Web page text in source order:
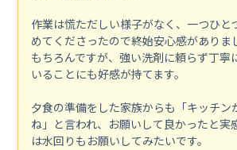
作業は慌ただしい様子がなく、一つひと
めてくださったので終始安心感がありま
もちろんですが、強い洗剤に頼らず丁寧
いることにも好感が持てます。
夕食の準備をした家族からも「キッチン
ね」と言われ、お願いして良かったと実
は水回りもお願いしてみたいです。